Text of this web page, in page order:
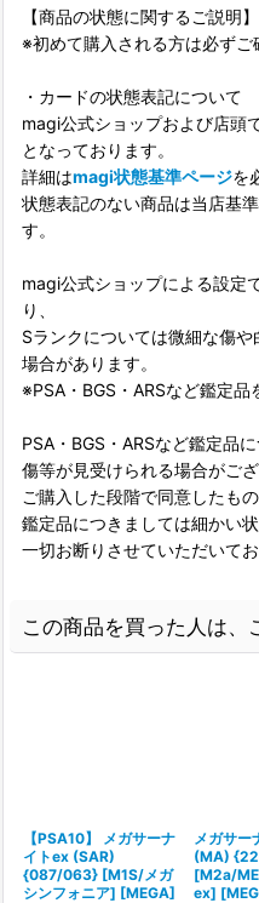
【商品の状態に関するご説明】
※初めて購入される方は必ずご
・カードの状態表記について
magi公式ショップおよび店頭
となっております。
詳細はmagi状態基準ページを
状態表記のない商品は当店基
す。
magi公式ショップによる設定
り、
Sランクについては微細な傷
場合があります。
※PSA・BGS・ARSなど鑑定品
PSA・BGS・ARSなど鑑定品
傷等が見受けられる場合がござ
ご購入した段階で同意したもの
鑑定品につきましては細かい
一切お断りさせていただいてお
この商品を買った人は、
【PSA10】 メガサーナ
イトex (SAR)
{087/063} [M1S/メガ
シンフォニア] [MEGA]
メガサー
(MA)
[M2a/
ex]